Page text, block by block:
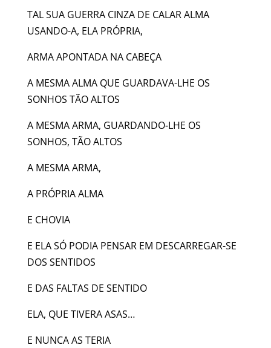
TAL SUA GUERRA CINZA DE CALAR ALMA
USANDO-A, ELA PRÓPRIA,
ARMA APONTADA NA CABEÇA
A MESMA ALMA QUE GUARDAVA-LHE OS
SONHOS TÃO ALTOS
A MESMA ARMA, GUARDANDO-LHE OS
SONHOS, TÃO ALTOS
A MESMA ARMA,
A PRÓPRIA ALMA
E CHOVIA
E ELA SÓ PODIA PENSAR EM DESCARREGAR-SE
DOS SENTIDOS
E DAS FALTAS DE SENTIDO
ELA, QUE TIVERA ASAS…
E NUNCA AS TERIA